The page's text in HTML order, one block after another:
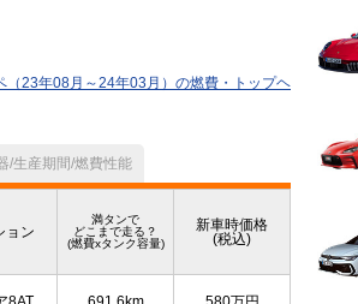
（23年08月～24年03月）の燃費・トップヘ
/生産期間/燃費性能
ョン
満タンで
どこまで走る？
(燃費xタンク容量)
新車時価格
(税込)